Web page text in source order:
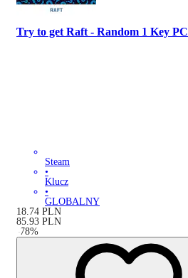
Try to get Raft - Random 1 Key PC
Steam
•
Klucz
•
GLOBALNY
18.74 PLN
85.93 PLN
-78%